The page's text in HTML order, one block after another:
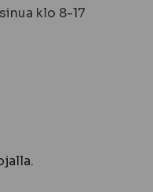
klo 8-17